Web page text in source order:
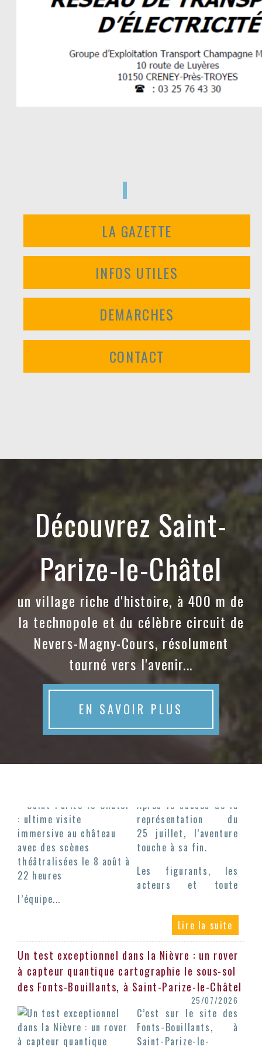
LA GAZETTE
INFOS UTILES
DEMARCHES
CONTACT
Découvrez Saint-
Parize-le-Châtel
un village riche d'histoire, à 400 m de
la technopole et du célèbre circuit de
Nevers-Magny-Cours, résolument
tourné vers l'avenir...
EN SAVOIR PLUS
Saint-Parize-le-Châtel : ultime visite
25 juillet, l’aventure
touche à sa fin.
Les figurants, les
acteurs et toute
l’équipe...
Un test exceptionnel dans la Nièvre : un rover
à capteur quantique cartographie le sous-sol
des Fonts-Bouillants, à Saint-Parize-le-Châtel
C’est sur le site des
Fonts-Bouillants, à
Saint-Parize-le-
Châtel, qu’un rover à